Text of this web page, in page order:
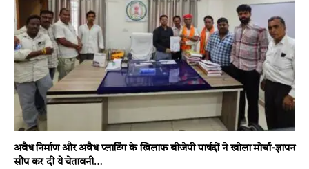
अवैध निर्माण और अवैध प्लाटिंग के खिलाफ बीजेपी पार्षदों ने खोला मोर्चा-ज्ञापन
सौंप कर दी ये चेतावनी…